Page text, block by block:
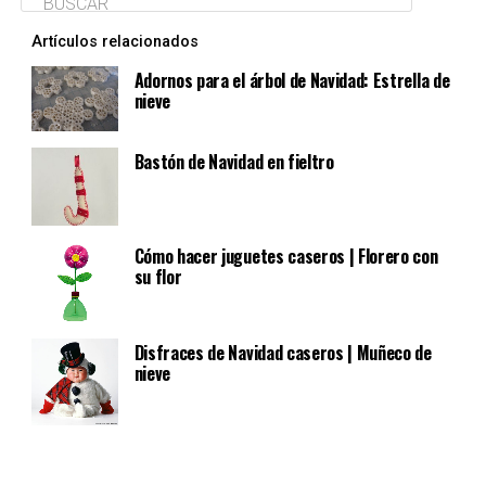
Artículos relacionados
Adornos para el árbol de Navidad: Estrella de
nieve
Bastón de Navidad en fieltro
Cómo hacer juguetes caseros | Florero con
su flor
Disfraces de Navidad caseros | Muñeco de
nieve